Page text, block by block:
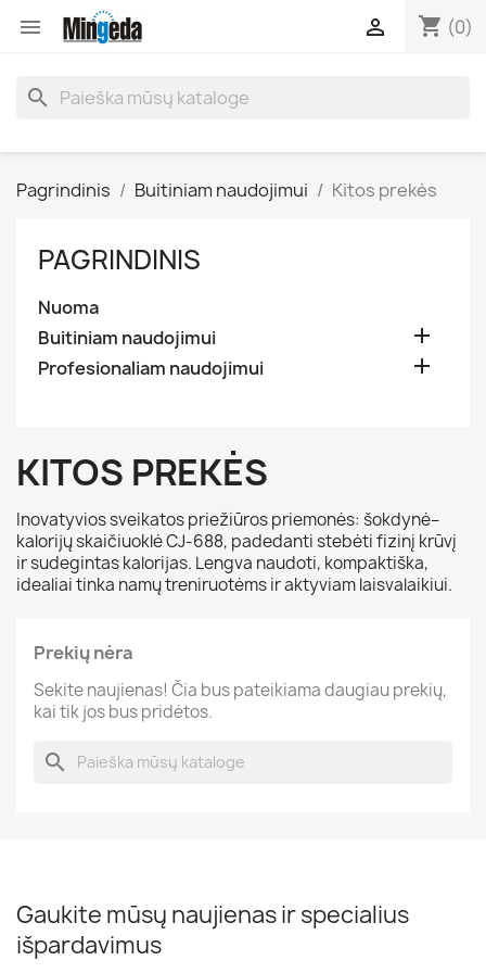
 shopping_cart (0)

search
Pagrindinis Buitiniam naudojimui Kitos prekės
PAGRINDINIS
Nuoma
Buitiniam naudojimui

Profesionaliam naudojimui 
KITOS PREKĖS
Inovatyvios sveikatos priežiūros priemonės: šokdynė–
kalorijų skaičiuoklė CJ-688, padedanti stebėti fizinį krūvį
ir sudegintas kalorijas. Lengva naudoti, kompaktiška,
idealiai tinka namų treniruotėms ir aktyviam laisvalaikiui.
Prekių nėra
Sekite naujienas! Čia bus pateikiama daugiau prekių,
kai tik jos bus pridėtos.
search
Gaukite mūsų naujienas ir specialius
išpardavimus